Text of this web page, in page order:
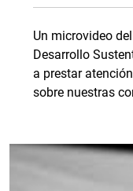
Un microvideo
Desarrollo
a prestar
sobre nuestras